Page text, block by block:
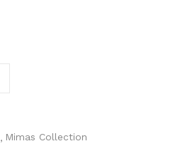
Mimas Collection